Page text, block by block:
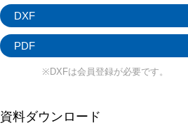
DXF
PDF
※DXFは会員登録が必要です。
資料ダウンロード